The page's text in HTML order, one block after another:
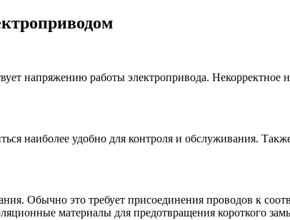
напряжению работы электропривода.
наиболее удобно для контроля и обслуживания.
Обычно это требует присоединения проводов к
материалы для предотвращения короткого